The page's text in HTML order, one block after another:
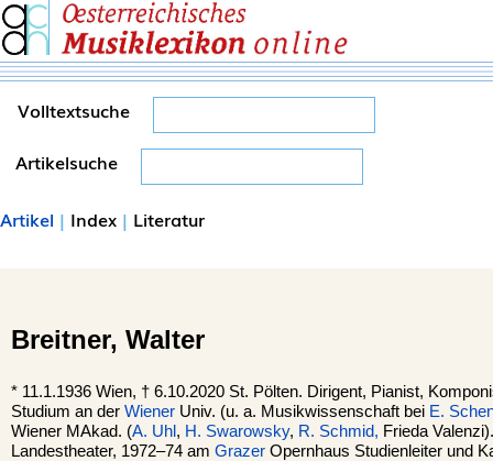
Volltextsuche
Artikelsuche
Artikel | Index | Literatur
Breitner, Walter
* 11.1.1936 Wien, † 6.10.2020 St. Pölten. Dirigent, Pianist,
Studium an der Wiener Univ. (u. a. Musikwissenschaft bei E.
Wiener MAkad. (A. Uhl , H. Swarowsky, R. Schmid, Frieda
Landestheater, 1972–74 am Grazer Opernhaus Studienleiter und